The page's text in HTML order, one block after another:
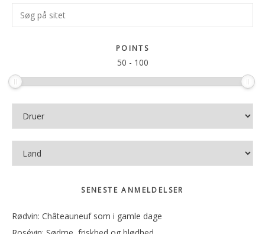
Primær
Sidebar
Søg
på
POINTS
50 - 100
SENESTE ANMELDELSER
Rødvin: Châteauneuf som i gamle dage